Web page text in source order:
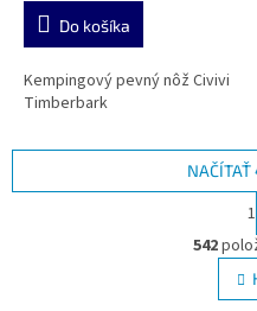
Do košíka
Kempingový pevný nôž Civivi
Timberbark
1
542